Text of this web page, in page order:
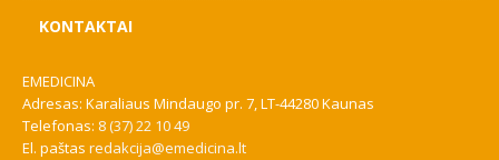
KONTAKTAI
EMEDICINA
Adresas: Karaliaus Mindaugo pr. 7, LT-44280 Kaunas
Telefonas: 8 (37) 22 10 49
El. paštas redakcija@emedicina.lt